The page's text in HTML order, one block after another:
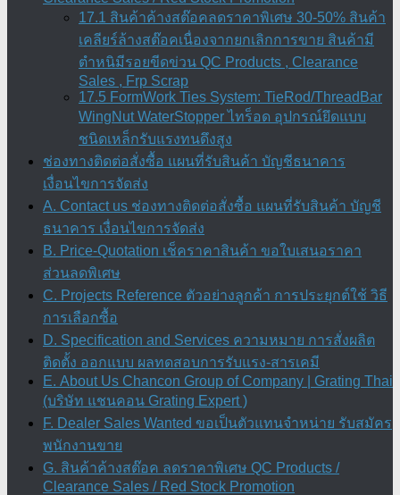
17.1 สินค้าค้างสต๊อคลดราคาพิเศษ 30-50% สินค้า
เคลียร์ล้างสต๊อคเนื่องจากยกเลิกการขาย สินค้ามี
ตำหนิมีรอยขีดข่วน QC Products , Clearance
Sales , Frp Scrap
17.5 FormWork Ties System: TieRod/ThreadBar
WingNut WaterStopper ไทร็อด อุปกรณ์ยึดแบบ
ชนิดเหล็กรับแรงทนดึงสูง
ช่องทางติดต่อสั่งซื้อ แผนที่รับสินค้า บัญชีธนาคาร
เงื่อนไขการจัดส่ง
A. Contact us ช่องทางติดต่อสั่งซื้อ แผนที่รับสินค้า บัญชี
ธนาคาร เงื่อนไขการจัดส่ง
B. Price-Quotation เช็คราคาสินค้า ขอใบเสนอราคา
ส่วนลดพิเศษ
C. Projects Reference ตัวอย่างลูกค้า การประยุกต์ใช้ วิธี
การเลือกซื้อ
D. Specification and Services ความหมาย การสั่งผลิต
ติดตั้ง ออกแบบ ผลทดสอบการรับแรง-สารเคมี
E. About Us Chancon Group of Company | Grating Thai
(บริษัท แชนคอน Grating Expert )
F. Dealer Sales Wanted ขอเป็นตัวแทนจำหน่าย รับสมัคร
พนักงานขาย
G. สินค้าค้างสต๊อค ลดราคาพิเศษ QC Products /
Clearance Sales / Red Stock Promotion